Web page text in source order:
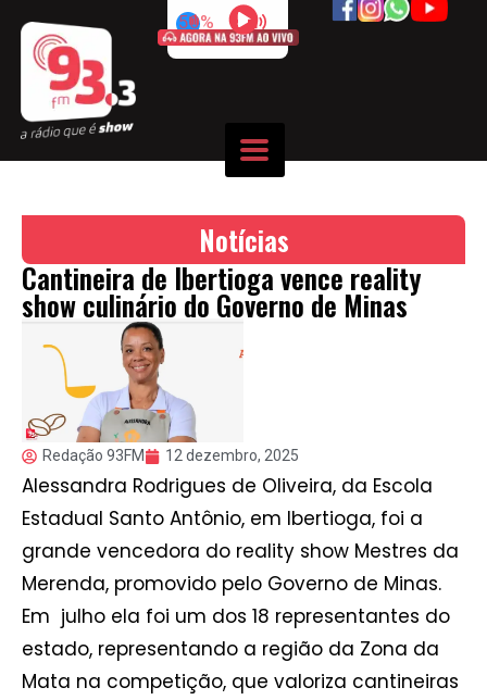
50%
Notícias
Cantineira de Ibertioga vence reality
show culinário do Governo de Minas
Redação 93FM 12 dezembro, 2025
Alessandra Rodrigues de Oliveira, da Escola
Estadual Santo Antônio, em Ibertioga, foi a
grande vencedora do reality show Mestres da
Merenda, promovido pelo Governo de Minas.
Em julho ela foi um dos 18 representantes do
estado, representando a região da Zona da
Mata na competição, que valoriza cantineiras